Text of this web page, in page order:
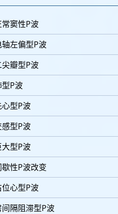
常窦性P波
轴左偏型P波
尖瓣型P波
型P波
心型P波
感型P波
大型P波
歇性P波改变
位心型P波
间隔阻滞型P波